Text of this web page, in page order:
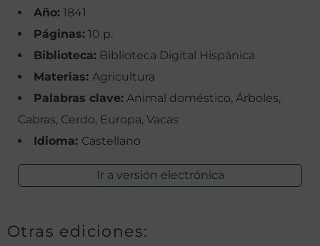
Año: 1841
Páginas: 10 p.
Biblioteca: Biblioteca Digital Hispánica
Materias: Agricultura
Palabras clave: Animal doméstico, Árboles,
Cabras, Cerdo, Europa, Vacas
Idioma: Castellano
Ir a versión electrónica
Otras ediciones: